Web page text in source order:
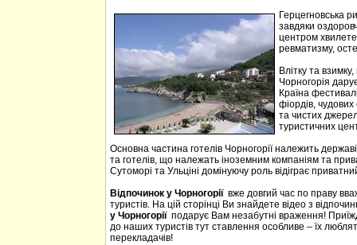
Герцегновська
завдяки
центром
ревматизму,
Влітку та
Чорногорія
Країна
фіордів, чудових
та чистих
туристичних
Основна частина готелів Чорногорії належить
та готелів, що належать іноземним компаніям та
Сутоморі та Ульціні домінуючу роль відіграє
Відпочинок у Чорногорії вже довгий час по праву
туристів. На цій сторінці Ви знайдете відео з
у Чорногоріїподарує Вам незабутні враження!
до наших туристів тут ставлення особливе – їх
перекладачів!